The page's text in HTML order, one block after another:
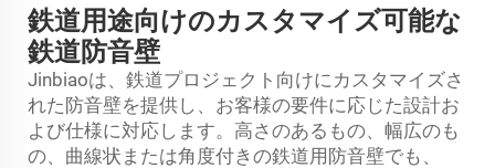
鉄道用途向けのカスタマイズ可能な
鉄道防音壁
Jinbiaoは、鉄道プロジェクト向けにカスタマイズさ
れた防音壁を提供し、お客様の要件に応じた設計お
よび仕様に対応します。高さのあるもの、幅広のも
の、曲線状または角度付きの鉄道用防音壁でも、